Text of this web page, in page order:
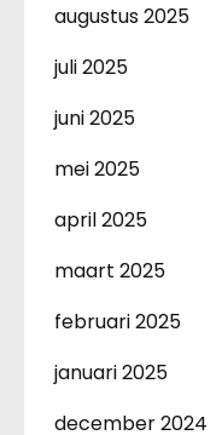
augustus 2025
juli 2025
juni 2025
mei 2025
april 2025
maart 2025
februari 2025
januari 2025
december 2024